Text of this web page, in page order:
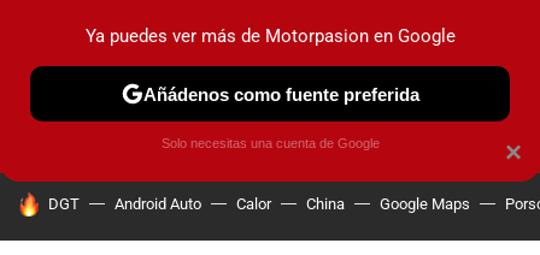
PRUEBAS COCHES ELÉCTRICOS OBSERVATORIO
HOY SE HABLA DE
DGT Android Auto Calor China Google Maps
×
Ya puedes ver más de Motorpasion en Google
Añádenos como fuente preferida
Solo necesitas una cuenta de Google